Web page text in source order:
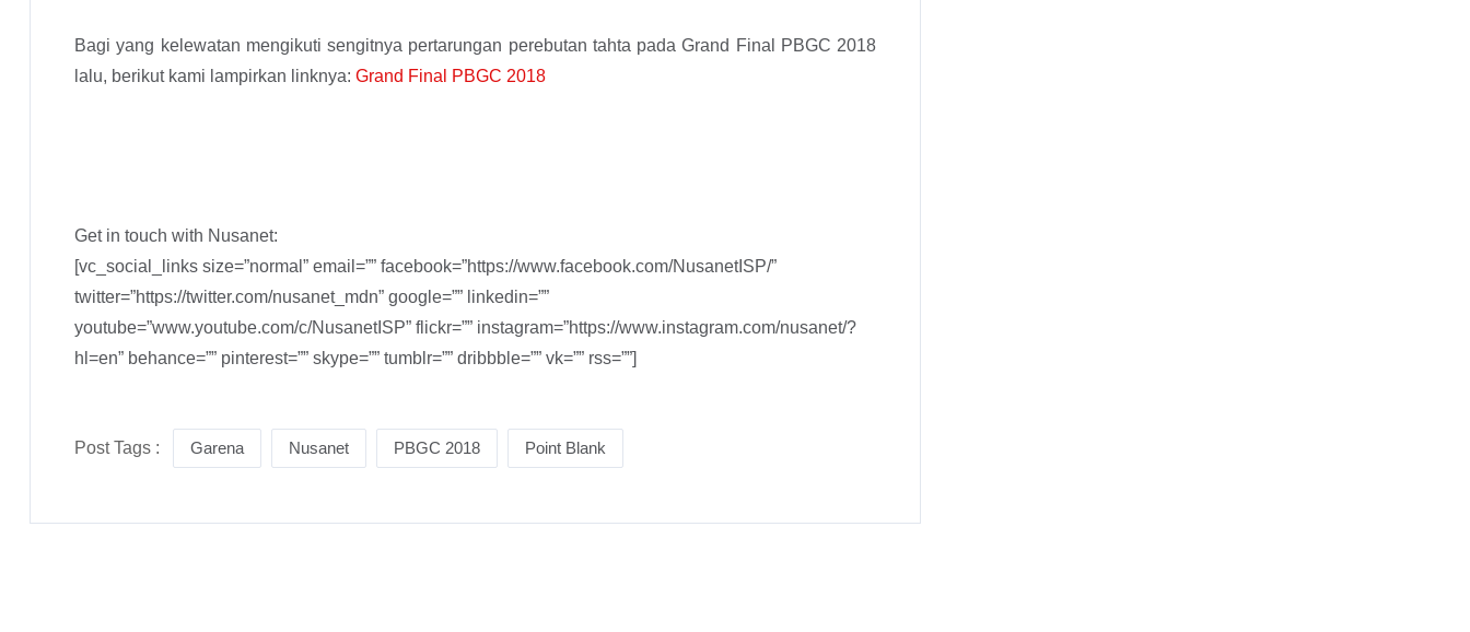
Bagi yang kelewatan mengikuti sengitnya pertarungan perebutan tahta pada Grand Final PBGC 2018
lalu, berikut kami lampirkan linknya: Grand Final PBGC 2018
Get in touch with Nusanet:
[vc_social_links size=”normal” email=”” facebook=”https://www.facebook.com/NusanetISP/”
twitter=”https://twitter.com/nusanet_mdn” google=”” linkedin=””
youtube=”www.youtube.com/c/NusanetISP” flickr=”” instagram=”https://www.instagram.com/nusanet/?
hl=en” behance=”” pinterest=”” skype=”” tumblr=”” dribbble=”” vk=”” rss=””]
Post Tags : Garena Nusanet PBGC 2018 Point Blank